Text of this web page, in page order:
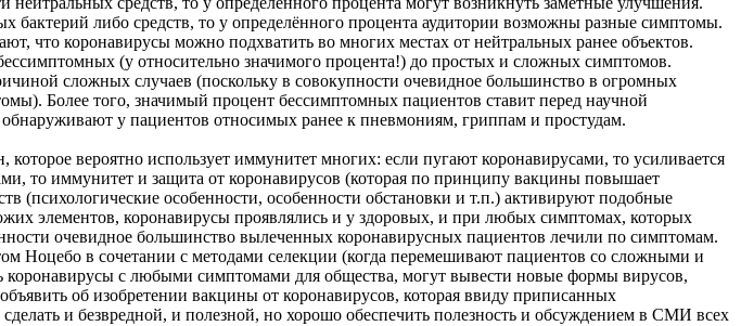
либо средств, то у определённого процента аудитории возможны разные симптомы.
коронавирусы можно подхватить во многих местах от нейтральных ранее объектов.
(у относительно значимого процента!) до простых и сложных симптомов.
сложных случаев (поскольку в совокупности очевидное большинство в огромных
Более того, значимый процент бессимптомных пациентов ставит перед научной
у пациентов относимых ранее к пневмониям, гриппам и простудам.
вероятно использует иммунитет многих: если пугают коронавирусами, то усиливается
то иммунитет и защита от коронавирусов (которая по принципу вакцины повышает
(психологические особенности, особенности обстановки и т.п.) активируют подобные
элементов, коронавирусы проявлялись и у здоровых, и при любых симптомах, которых
очевидное большинство вылеченных коронавирусных пациентов лечили по симптомам.
Ноцебо в сочетании с методами селекции (когда перемешивают пациентов со сложными и
коронавирусы с любыми симптомами для общества, могут вывести новые формы вирусов,
об изобретении вакцины от коронавирусов, которая ввиду приписанных
и безвредной, и полезной, но хорошо обеспечить полезность и обсуждением в СМИ всех